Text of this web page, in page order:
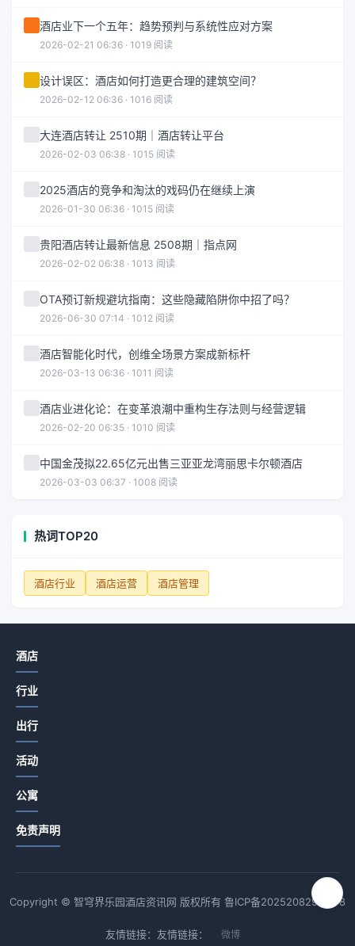
酒店业下一个五年：趋势预判与系统性应对方案
2026-02-21 06:36 · 1019 阅读
设计误区：酒店如何打造更合理的建筑空间？
2026-02-12 06:36 · 1016 阅读
大连酒店转让 2510期｜酒店转让平台
2026-02-03 06:38 · 1015 阅读
2025酒店的竞争和淘汰的戏码仍在继续上演
2026-01-30 06:36 · 1015 阅读
贵阳酒店转让最新信息 2508期｜指点网
2026-02-02 06:38 · 1013 阅读
OTA预订新规避坑指南：这些隐藏陷阱你中招了吗？
2026-06-30 07:14 · 1012 阅读
酒店智能化时代，创维全场景方案成新标杆
2026-03-13 06:36 · 1011 阅读
酒店业进化论：在变革浪潮中重构生存法则与经营逻辑
2026-02-20 06:35 · 1010 阅读
中国金茂拟22.65亿元出售三亚亚龙湾丽思卡尔顿酒店
2026-03-03 06:37 · 1008 阅读
热词TOP20
酒店行业 酒店运营 酒店管理
酒店
行业
出行
活动
公寓
免责声明
Copyright © 智穹界乐园酒店资讯网 版权所有 鲁ICP备2025208294号-8
友情链接：友情链接： 微博